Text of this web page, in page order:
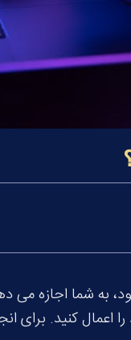
به شما اجازه
اعمال کنید. برای